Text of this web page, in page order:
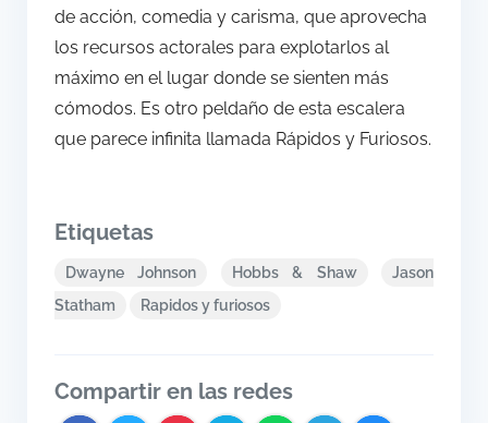
de acción, comedia y carisma, que aprovecha
los recursos actorales para explotarlos al
máximo en el lugar donde se sienten más
cómodos. Es otro peldaño de esta escalera
que parece infinita llamada Rápidos y Furiosos.
Etiquetas
Dwayne Johnson Hobbs & Shaw
Jason
Statham
Rapidos y furiosos
Compartir en las redes